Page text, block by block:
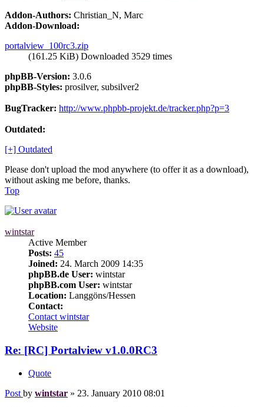
Addon-Authors: Christian_N, Marc
Addon-Download:
portalview_100rc3.zip
(161.25 KiB) Downloaded 3529 times
phpBB-Version: 3.0.6
phpBB-Styles: prosilver, subsilver2
BugTracker: http://www.phpbb-projekt.de/tracker.php?p=3
Outdated:
[+] Outdated
Please don't upload the mod anywhere (to offer it as a download),
without asking me before, thanks.
Top
wintstar
Active Member
Posts: 45
Joined: 24. March 2009 14:35
phpBB.de User: wintstar
phpBB.com User: wintstar
Location: Langgöns/Hessen
Contact:
Contact wintstar
Website
Re: [RC] Portalview v1.0.0RC3
Quote
Post by wintstar » 23. January 2010 08:01